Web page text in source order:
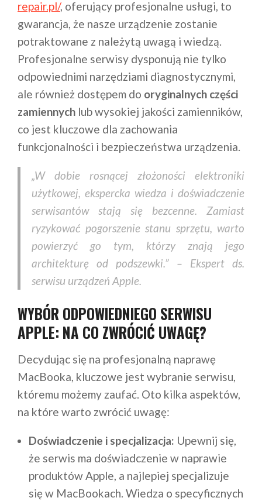
repair.pl/, oferujący profesjonalne usługi, to
gwarancja, że nasze urządzenie zostanie
potraktowane z należytą uwagą i wiedzą.
Profesjonalne serwisy dysponują nie tylko
odpowiednimi narzędziami diagnostycznymi,
ale również dostępem do oryginalnych części
zamiennych lub wysokiej jakości zamienników,
co jest kluczowe dla zachowania
funkcjonalności i bezpieczeństwa urządzenia.
„W dobie rosnącej złożoności elektroniki
użytkowej, ekspercka wiedza i doświadczenie
serwisantów stają się bezcenne. Zamiast
ryzykować pogorszenie stanu sprzętu, warto
powierzyć go tym, którzy znają jego
architekturę od podszewki.” – Ekspert ds.
serwisu urządzeń Apple.
WYBÓR ODPOWIEDNIEGO SERWISU
APPLE: NA CO ZWRÓCIĆ UWAGĘ?
Decydując się na profesjonalną naprawę
MacBooka, kluczowe jest wybranie serwisu,
któremu możemy zaufać. Oto kilka aspektów,
na które warto zwrócić uwagę:
Doświadczenie i specjalizacja: Upewnij się,
że serwis ma doświadczenie w naprawie
produktów Apple, a najlepiej specjalizuje
się w MacBookach. Wiedza o specyficznych